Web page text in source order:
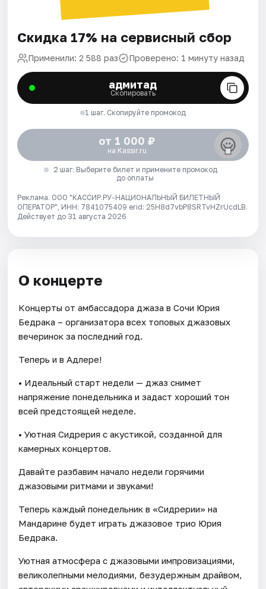
Скидка 17% на сервисный сбор
Применили: 2 588 раз Проверено: 1 минуту назад
адмитад
Скопировать
1 шаг. Скопируйте промокод
от 1 000 ₽
на Kassir.ru
2 шаг. Выберите билет и примените промокод
до оплаты
Реклама. ООО "КАССИР.РУ-НАЦИОНАЛЬНЫЙ БИЛЕТНЫЙ
ОПЕРАТОР", ИНН: 7841075409 erid: 25H8d7vbP8SRTvHZrUcdLB.
Действует до 31 августа 2026
О концерте
Концерты от амбассадора джаза в Сочи Юрия
Бедрака – организатора всех топовых джазовых
вечеринок за последний год.
Теперь и в Адлере!
• Идеальный старт недели — джаз снимет
напряжение понедельника и задаст хороший тон
всей предстоящей неделе.
• Уютная Сидрерия с акустикой, созданной для
камерных концертов.
Давайте разбавим начало недели горячими
джазовыми ритмами и звуками!
Теперь каждый понедельник в «Сидрерии» на
Мандарине будет играть джазовое трио Юрия
Бедрака.
Уютная атмосфера с джазовыми импровизациями,
великолепными мелодиями, безудержным драйвом,